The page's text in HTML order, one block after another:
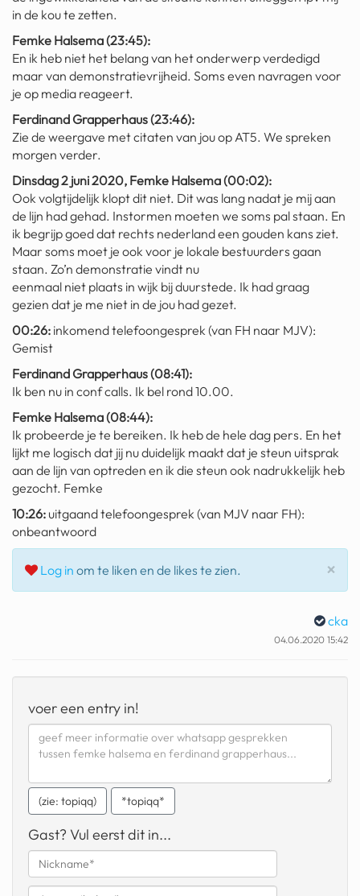
in de kou te zetten.
Femke Halsema (23:45):
En ik heb niet het belang van het onderwerp verdedigd
maar van demonstratievrijheid. Soms even navragen voor
je op media reageert.
Ferdinand Grapperhaus (23:46):
Zie de weergave met citaten van jou op AT5. We spreken
morgen verder.
Dinsdag 2 juni 2020, Femke Halsema (00:02):
Ook volgtijdelijk klopt dit niet. Dit was lang nadat je mij aan
de lijn had gehad. Instormen moeten we soms pal staan. En
ik begrijp goed dat rechts nederland een gouden kans ziet.
Maar soms moet je ook voor je lokale bestuurders gaan
staan. Zo’n demonstratie vindt nu
eenmaal niet plaats in wijk bij duurstede. Ik had graag
gezien dat je me niet in de jou had gezet.
00:26: inkomend telefoongesprek (van FH naar MJV):
Gemist
Ferdinand Grapperhaus (08:41):
Ik ben nu in conf calls. Ik bel rond 10.00.
Femke Halsema (08:44):
Ik probeerde je te bereiken. Ik heb de hele dag pers. En het
lijkt me logisch dat jij nu duidelijk maakt dat je steun uitsprak
aan de lijn van optreden en ik die steun ook nadrukkelijk heb
gezocht. Femke
10:26: uitgaand telefoongesprek (van MJV naar FH):
onbeantwoord
×
Log in om te liken en de likes te zien.
cka
04.06.2020 15:42
voer een entry in!
(zie: topiqq) *topiqq*
Gast? Vul eerst dit in...